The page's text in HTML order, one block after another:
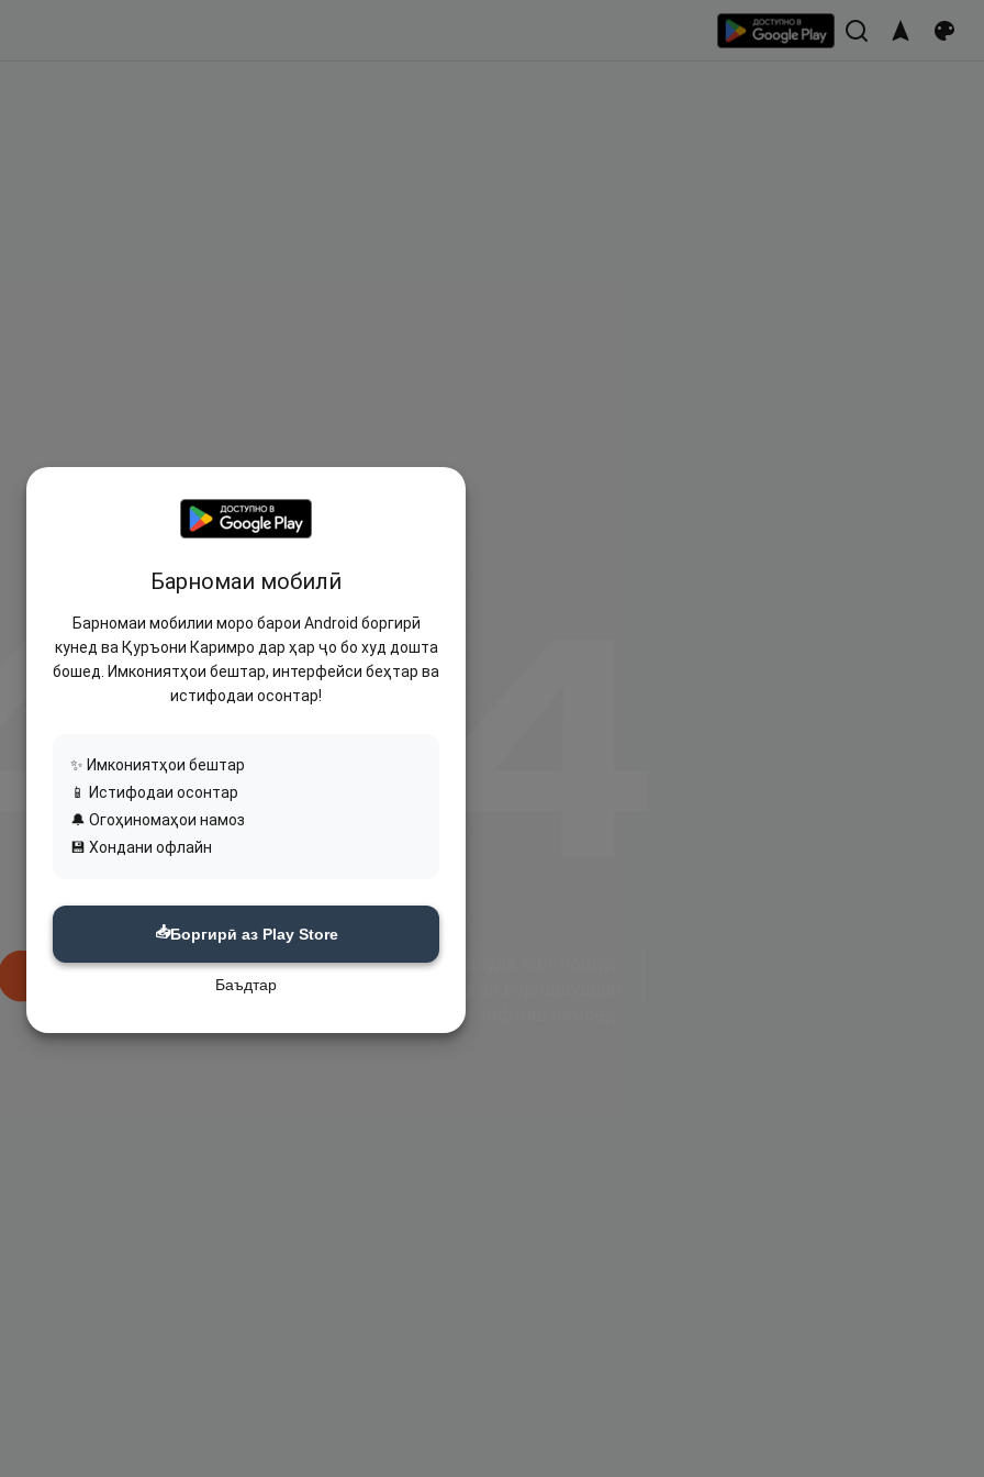
Барномаи мобилӣ
Барномаи мобилии моро барои Android боргирӣ
кунед ва Қуръони Каримро дар ҳар ҷо бо худ дошта
бошед. Имкониятҳои бештар, интерфейси беҳтар ва
истифодаи осонтар!
✨ Имкониятҳои бештар
📱 Истифодаи осонтар
🔔 Огоҳиномаҳои намоз
💾 Хондани офлайн
📥Боргирӣ аз Play Store
Баъдтар